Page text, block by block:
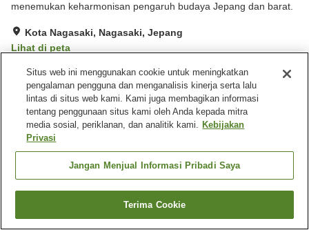
menemukan keharmonisan pengaruh budaya Jepang dan barat.
Kota Nagasaki, Nagasaki, Jepang
Lihat di peta
Sangat baik Ulasan: 22
Fasilitas properti
Tempat parkir
Lounge
Bar
Beranda Jepang Nagasaki
Kota Nagasaki
Nagomi no Yado Origami
Cari kamar
Situs web ini menggunakan cookie untuk meningkatkan
pengalaman pengguna dan menganalisis kinerja serta lalu
lintas di situs web kami. Kami juga membagikan informasi
tentang penggunaan situs kami oleh Anda kepada mitra
media sosial, periklanan, dan analitik kami. Kebijakan
Privasi
Jangan Menjual Informasi Pribadi Saya
Terima Cookie